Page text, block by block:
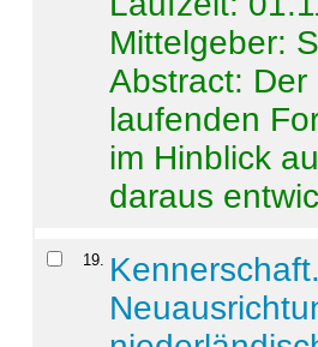
Mittelgeber:
Abstract:
laufenden
im Hinblick
daraus
19